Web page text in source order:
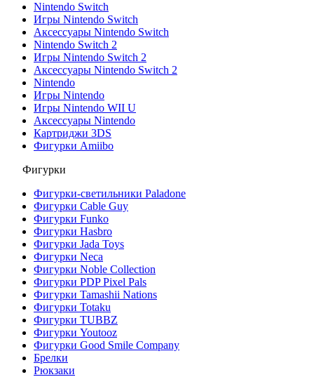
Nintendo Switch
Игры Nintendo Switch
Аксессуары Nintendo Switch
Nintendo Switch 2
Игры Nintendo Switch 2
Аксессуары Nintendo Switch 2
Nintendo
Игры Nintendo
Игры Nintendo WII U
Аксессуары Nintendo
Картриджи 3DS
Фигурки Amiibo
Фигурки
Фигурки-светильники Paladone
Фигурки Cable Guy
Фигурки Funko
Фигурки Hasbro
Фигурки Jada Toys
Фигурки Neca
Фигурки Noble Collection
Фигурки PDP Pixel Pals
Фигурки Tamashii Nations
Фигурки Totaku
Фигурки TUBBZ
Фигурки Youtooz
Фигурки Good Smile Company
Брелки
Рюкзаки